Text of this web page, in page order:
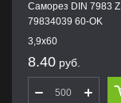
Саморез DIN 7983
79834039 60-OK
3,9х60
8.40 руб.